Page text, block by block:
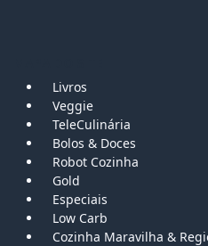
Livros
Veggie
TeleCulinária
Bolos & Doces
Robot Cozinha
Gold
Especiais
Low Carb
Cozinha Maravilha &